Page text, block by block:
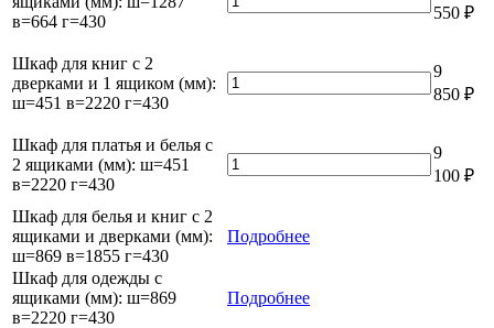
в=800
(мм):
г=430
в=664 г=430
товара
1
дверкой
ящиками
(мм):
г=430
550 ₽
Шкаф для книг с 2
дверками и 1 ящиком (мм):
ш=451 в=2220 г=430
Количество
товара
книг
с
и
(мм):
9
850 ₽
Шкаф для платья и белья с
2 ящиками (мм): ш=451
в=2220 г=430
Количество
товара
платья
с
9
100 ₽
Шкаф для белья и книг с 2
ящиками и дверками (мм):
ш=869 в=1855 г=430
Подробнее
Шкаф для одежды с
ящиками (мм): ш=869
в=2220 г=430
Подробнее